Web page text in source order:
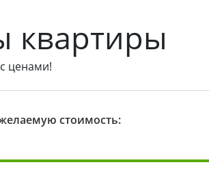
квартиры
ценами!
стоимость: